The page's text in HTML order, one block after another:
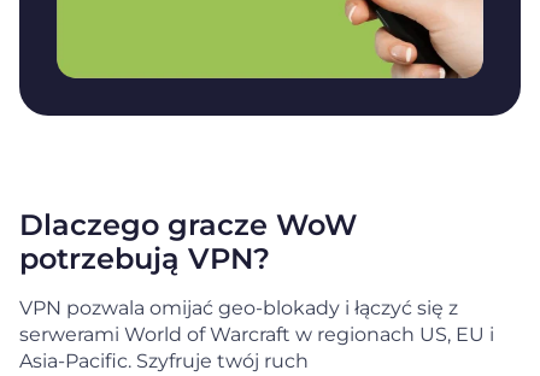
Dlaczego gracze WoW
potrzebują VPN?
VPN pozwala omijać geo-blokady i łączyć się z
serwerami World of Warcraft w regionach US, EU i
Asia-Pacific. Szyfruje twój ruch